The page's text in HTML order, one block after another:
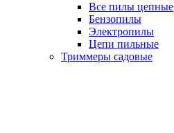
Все пилы цепные
Бензопилы
Электропилы
Цепи пильные
Триммеры садовые